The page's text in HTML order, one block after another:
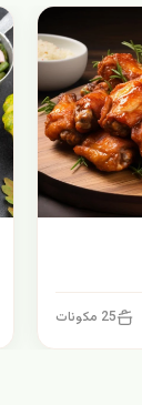
25 مكونات